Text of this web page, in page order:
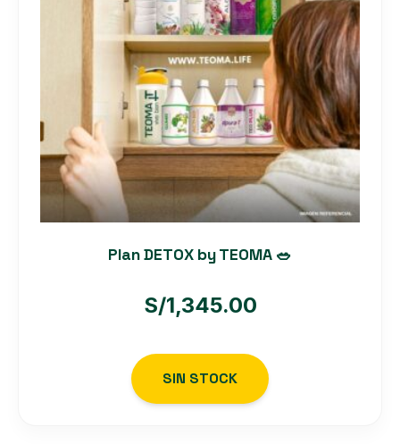
Plan DETOX by TEOMA 🥗
S/1,345.00
SIN STOCK